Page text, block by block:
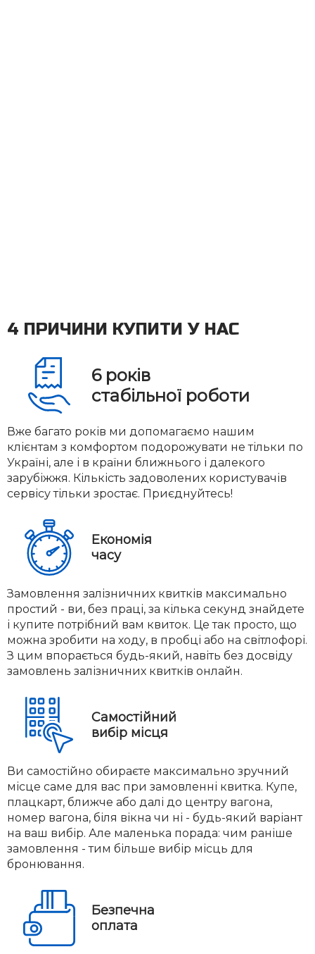
4 ПРИЧИНИ КУПИТИ У НАС
6 років
стабільної роботи
Вже багато років ми допомагаємо нашим
клієнтам з комфортом подорожувати не тільки по
Україні, але і в країни ближнього і далекого
зарубіжжя. Кількість задоволених користувачів
сервісу тільки зростає. Приєднуйтесь!
Економія
часу
Замовлення залізничних квитків максимально
простий - ви, без праці, за кілька секунд знайдете
і купите потрібний вам квиток. Це так просто, що
можна зробити на ходу, в пробці або на світлофорі.
З цим впорається будь-який, навіть без досвіду
замовлень залізничних квитків онлайн.
Самостійний
вибір місця
Ви самостійно обираєте максимально зручний
місце саме для вас при замовленні квитка. Купе,
плацкарт, ближче або далі до центру вагона,
номер вагона, біля вікна чи ні - будь-який варіант
на ваш вибір. Але маленька порада: чим раніше
замовлення - тим більше вибір місць для
бронювання.
Безпечна
оплата